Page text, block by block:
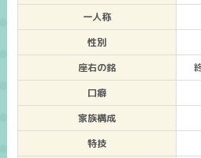
一人称
性別
座右の銘
口癖
家族構成
特技